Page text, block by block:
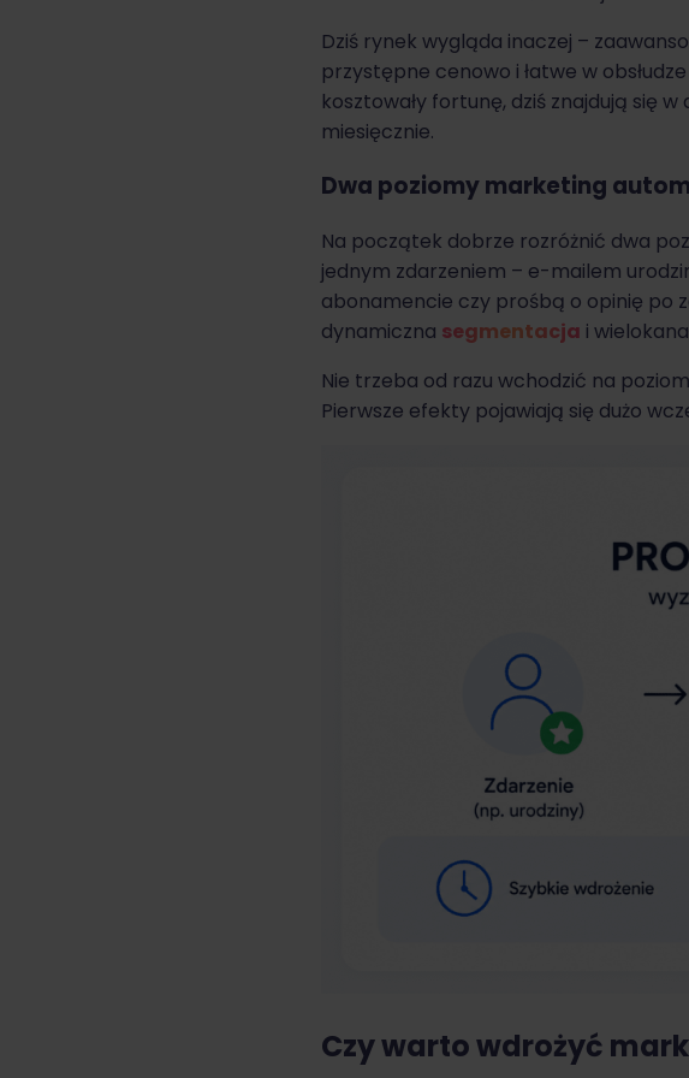
Dziś rynek wygląda inaczej –
przystępne cenowo i łatwe w
kosztowały fortunę, dziś znajdują się
miesięcznie.
Dwa poziomy marketing
Na początek dobrze rozróżnić dwa
jednym zdarzeniem – e-mailem
abonamencie czy prośbą o opinię po
dynamiczna segmentacja i
Nie trzeba od razu wchodzić na
Pierwsze efekty pojawiają się dużo
Czy warto wdrożyć